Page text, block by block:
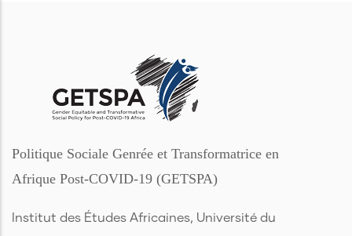
Politique Sociale Genrée et Transformatrice en
Afrique Post-COVID-19 (GETSPA)
Institut des Études Africaines, Université du